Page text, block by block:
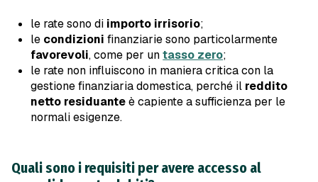
le rate sono di importo irrisorio;
le condizioni finanziarie sono particolarmente
favorevoli, come per untasso zero;
le rate non influiscono in maniera critica con la
gestione finanziaria domestica, perché il reddito
netto residuanteè capiente a sufficienza per le
normali esigenze.
Quali sono i requisiti per avere accesso al